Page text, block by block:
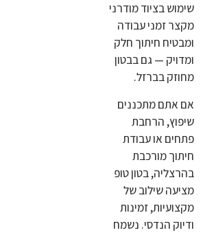
שימוש בציוד מודרני
מקצר זמני עבודה
ומבטיח חיתוך חלק
ומדויק — גם בבטון
מחוזק בברזל.
אם אתם מתכננים
שיפוץ, הרחבת
פתחים או עבודת
חיתוך מורכבת
בהרצליה, בטון טופ
מציעה שילוב של
מקצועיות, זמינות
ודיוק הנדסי. נשמח